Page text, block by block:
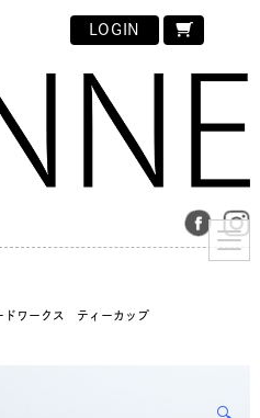
LOGIN
ドワークス ティーカップ
🔍